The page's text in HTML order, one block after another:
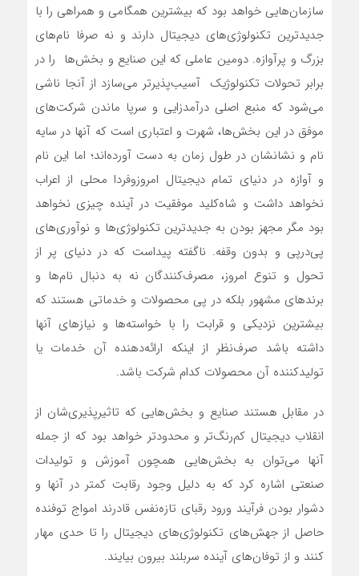
سازمان‌هایی خواهد بود که بیشترین همگامی و همراهی را با
جدیدترین تکنولوژی‌‌‌های دیجیتال دارند و نه صرفا نام‌‌‌های
بزرگ و پرآوازه. دومین عاملی که این صنایع و بخش‌‌‌ها را در
برابر تحولات تکنولوژیک آسیب‌‌‌پذیرتر می‌‌‌سازد از آنجا ناشی
می‌شود که منبع اصلی درآمدزایی و سرپا ماندن شرکت‌های
موفق در این بخش‌‌‌ها، شهرت و اعتباری است که آنها در سایه
نام و نشانشان در طول زمان به دست آورده‌‌‌اند؛ اما این نام
و آوازه در دنیای تمام دیجیتال امروزوفردا محلی از اعراب
نخواهد داشت و شاه‌‌‌کلید موفقیت در آینده چیزی نخواهد
بود مگر مجهز بودن به جدیدترین تکنولوژی‌‌‌ها و نوآوری‌‌‌های
پی‌‌‌درپی و بدون وقفه. ناگفته پیداست که در دنیای پر از
تحول و تنوع امروز، مصرف‌کنندگان نه به دنبال نام‌‌‌ها و
برندهای مشهور بلکه در پی محصولات و خدماتی هستند که
بیشترین نزدیکی و قرابت را با خواسته‌‌‌ها و نیازهای آنها
داشته باشد صرف‌‌‌نظر از اینکه ارائه‌‌‌دهنده آن خدمات یا
تولیدکننده آن محصولات کدام شرکت باشد.
در مقابل هستند صنایع و بخش‌‌‌هایی که تاثیرپذیری‌‌‌شان از
انقلاب دیجیتال کم‌‌‌رنگ‌‌‌تر و محدودتر خواهد بود که از جمله
آنها می‌توان به بخش‌‌‌هایی همچون آموزش و تولیدات
صنعتی اشاره کرد که به دلیل وجود رقابت کمتر در آنها و
دشوار بودن فرآیند ورود رقبای تازه‌‌‌نفس قادرند امواج توفنده
حاصل از جهش‌‌‌های تکنولوژی‌‌‌های دیجیتال را تا حدی مهار
کنند و از توفان‌‌‌های آینده سربلند بیرون بیایند.